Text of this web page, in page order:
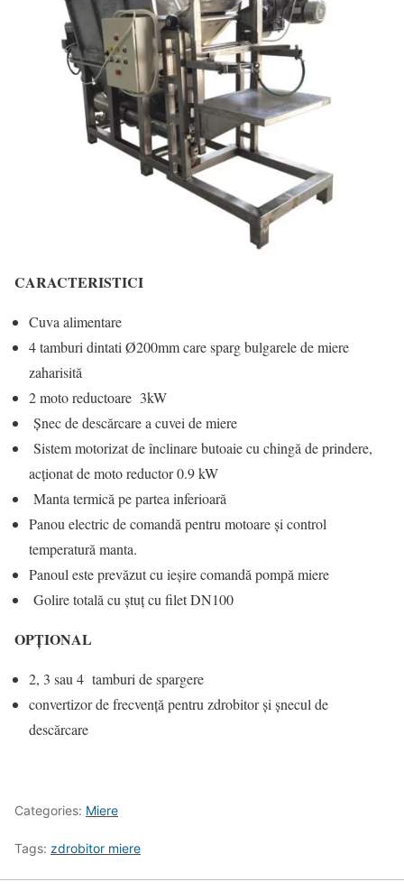
CARACTERISTICI
Cuva alimentare
4 tamburi dintati Ø200mm care sparg bulgarele de miere
zaharisită
2 moto reductoare 3kW
Șnec de descărcare a cuvei de miere
Sistem motorizat de înclinare butoaie cu chingă de prindere,
acționat de moto reductor 0.9 kW
Manta termică pe partea inferioară
Panou electric de comandă pentru motoare și control
temperatură manta.
Panoul este prevăzut cu ieșire comandă pompă miere
Golire totală cu ștuț cu filet DN100
OPȚIONAL
2, 3 sau 4 tamburi de spargere
convertizor de frecvență pentru zdrobitor și șnecul de
descărcare
Categories: Miere
Tags: zdrobitor miere